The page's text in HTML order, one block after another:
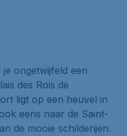
ongetwijfeld een
des Rois de
ligt op een heuvel in
eens naar de Saint-
de mooie schilderijen.